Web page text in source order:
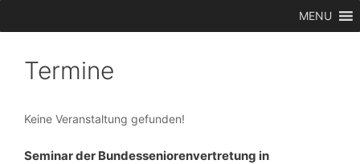
MENU
Termine
Keine Veranstaltung gefunden!
Seminar der Bundesseniorenvertretung in